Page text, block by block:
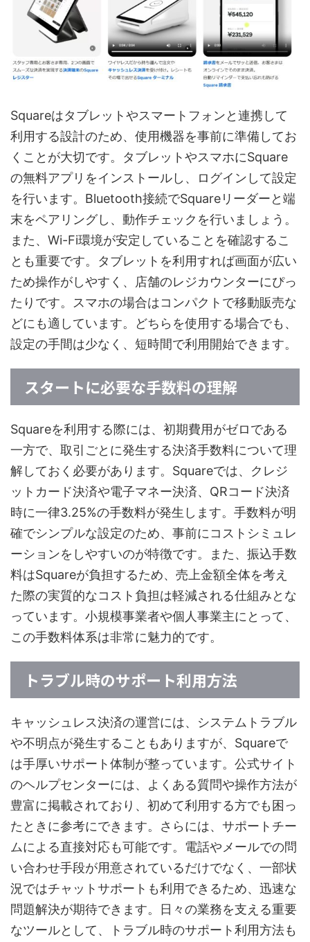
Squareはタブレットやスマートフォンと連携して
利用する設計のため、使用機器を事前に準備してお
くことが大切です。タブレットやスマホにSquare
の無料アプリをインストールし、ログインして設定
を行います。Bluetooth接続でSquareリーダーと端
末をペアリングし、動作チェックを行いましょう。
また、Wi-Fi環境が安定していることを確認するこ
とも重要です。タブレットを利用すれば画面が広い
ため操作がしやすく、店舗のレジカウンターにぴっ
たりです。スマホの場合はコンパクトで移動販売な
どにも適しています。どちらを使用する場合でも、
設定の手間は少なく、短時間で利用開始できます。
スタートに必要な手数料の理解
Squareを利用する際には、初期費用がゼロである
一方で、取引ごとに発生する決済手数料について理
解しておく必要があります。Squareでは、クレジ
ットカード決済や電子マネー決済、QRコード決済
時に一律3.25%の手数料が発生します。手数料が明
確でシンプルな設定のため、事前にコストシミュレ
ーションをしやすいのが特徴です。また、振込手数
料はSquareが負担するため、売上金額全体を考え
た際の実質的なコスト負担は軽減される仕組みとな
っています。小規模事業者や個人事業主にとって、
この手数料体系は非常に魅力的です。
トラブル時のサポート利用方法
キャッシュレス決済の運営には、システムトラブル
や不明点が発生することもありますが、Squareで
は手厚いサポート体制が整っています。公式サイト
のヘルプセンターには、よくある質問や操作方法が
豊富に掲載されており、初めて利用する方でも困っ
たときに参考にできます。さらには、サポートチー
ムによる直接対応も可能です。電話やメールでの問
い合わせ手段が用意されているだけでなく、一部状
況ではチャットサポートも利用できるため、迅速な
問題解決が期待できます。日々の業務を支える重要
なツールとして、トラブル時のサポート利用方法も